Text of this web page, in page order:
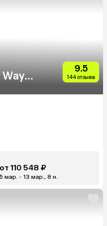
9.5
144 отзыва
от 110 548 ₽
5 мар. - 13 мар., 8 н.